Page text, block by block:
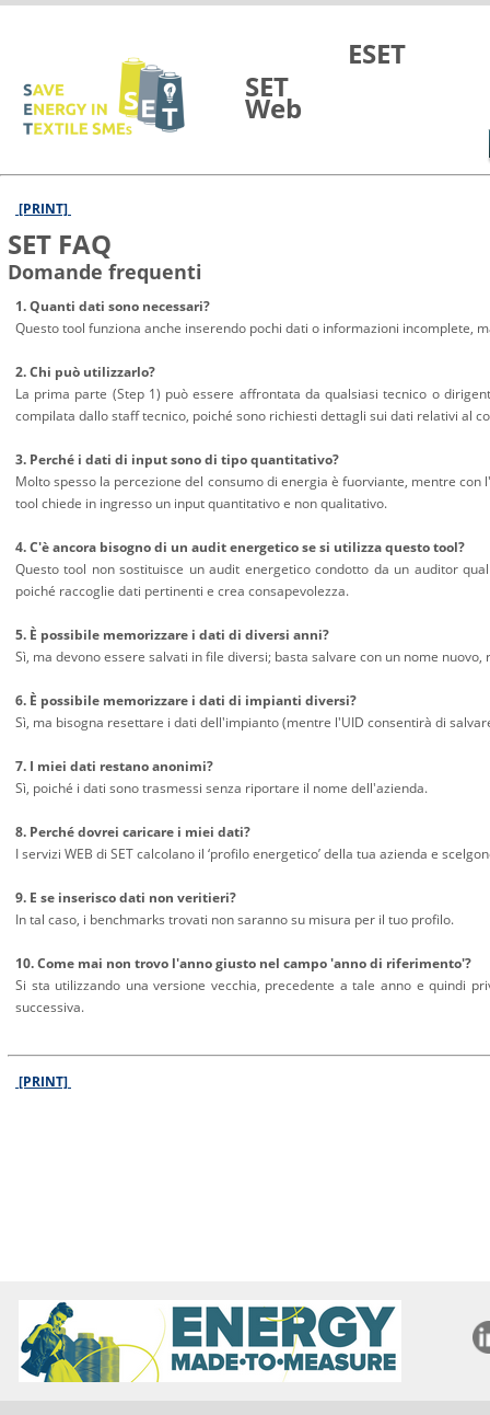
SET
Web
ESET
[PRINT]
SET FAQ
Domande frequenti
1. Quanti dati sono necessari?
Questo tool funziona anche inserendo pochi dati o informazioni incomplete,
2. Chi può utilizzarlo?
La prima parte (Step 1) può essere affrontata da qualsiasi tecnico o
compilata dallo staff tecnico, poiché sono richiesti dettagli sui dati relativi al
3. Perché i dati di input sono di tipo quantitativo?
Molto spesso la percezione del consumo di energia è fuorviante, mentre
tool chiede in ingresso un input quantitativo e non qualitativo.
4. C'è ancora bisogno di un audit energetico se si utilizza questo tool?
Questo tool non sostituisce un audit energetico condotto da un auditor
poiché raccoglie dati pertinenti e crea consapevolezza.
5. È possibile memorizzare i dati di diversi anni?
Sì, ma devono essere salvati in file diversi; basta salvare con un nome
6. È possibile memorizzare i dati di impianti diversi?
Sì, ma bisogna resettare i dati dell'impianto (mentre l'UID consentirà di
7. I miei dati restano anonimi?
Sì, poiché i dati sono trasmessi senza riportare il nome dell'azienda.
8. Perché dovrei caricare i miei dati?
I servizi WEB di SET calcolano il ‘profilo energetico’ della tua azienda e
9. E se inserisco dati non veritieri?
In tal caso, i benchmarks trovati non saranno su misura per il tuo profilo.
10. Come mai non trovo l'anno giusto nel campo 'anno di riferimento'?
Si sta utilizzando una versione vecchia, precedente a tale anno e quindi
successiva.
[PRINT]